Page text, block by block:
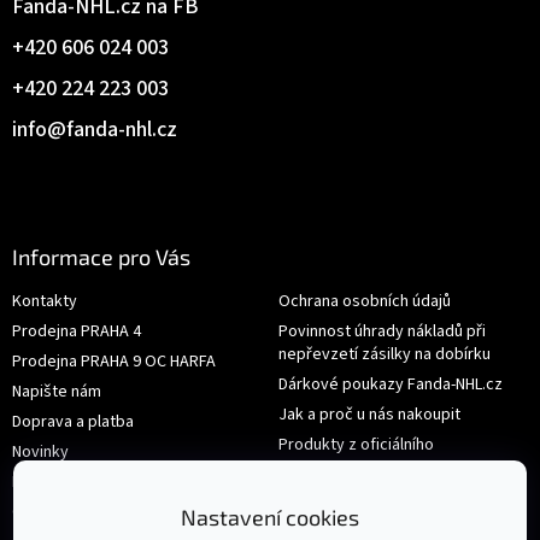
Nastavení cookies
info@fanda-nhl.cz
+420 224 223 003
+420 606 024 003
Fanda-NHL.cz na FB
Informace pro Vás
Kontakty
Prodejna PRAHA 4
Prodejna PRAHA 9 OC HARFA
Napište nám
Doprava a platba
Novinky
Hodnocení obchodu
Obchodní podmínky
Ochrana osobních údajů
Povinnost úhrady nákladů při
nepřevzetí zásilky na dobírku
Dárkové poukazy Fanda-NHL.cz
Jak a proč u nás nakoupit
Produkty z oficiálního
shop.nhl.com
Výměna nebo vrácení zboží